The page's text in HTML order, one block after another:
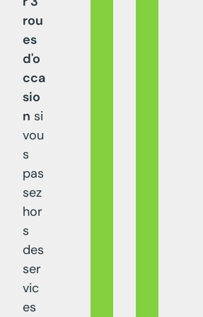
rou
es
d'o
cca
sio
n si
vou
s
pas
sez
hor
s
des
ser
vic
es